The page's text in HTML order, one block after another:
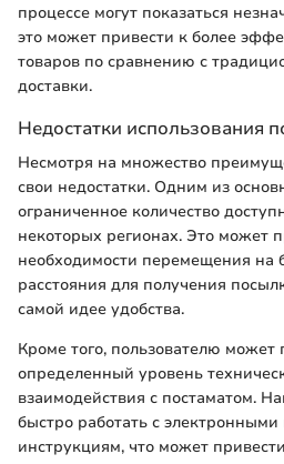
процессе могут показаться
это может привести к более
товаров по сравнению с
доставки.
Недостатки использования
Несмотря на множество
свои недостатки. Одним из
ограниченное количество
некоторых регионах. Это может
необходимости перемещения на
расстояния для получения
самой идее удобства.
Кроме того, пользователю может
определенный уровень
взаимодействия с постаматом.
быстро работать с
инструкциям, что может